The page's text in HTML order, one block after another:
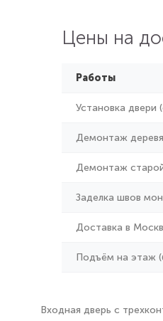
Цены на
Работы
Установка двери
Демонтаж
Демонтаж
Заделка швов
Доставка в
Подъём на этаж
Входная дверь с